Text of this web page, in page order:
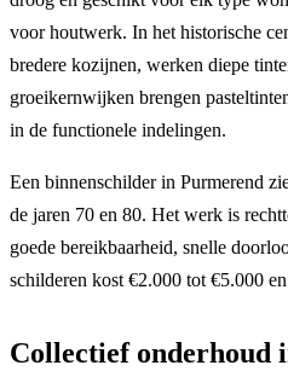
voor houtwerk. In het historische
bredere kozijnen, werken diepe
groeikernwijken brengen
in de functionele indelingen.
Een binnenschilder in Purmerend
de jaren 70 en 80. Het werk is
goede bereikbaarheid, snelle
schilderen kost €2.000 tot €5.000
Collectief onderhoud